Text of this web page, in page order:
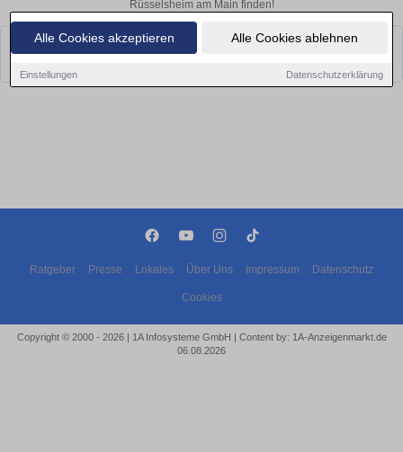
Alle Cookies akzeptieren Alle Cookies ablehnen
Einstellungen Datenschutzerklärung
Rüsselsheim am Main finden!
Leider konnten wir derzeit keine passenden Objekte finden. Schauen Sie
Ratgeber Presse Lokales Über Uns Impressum Datenschutz
Cookies
Copyright © 2000 - 2026 | 1A Infosysteme GmbH | Content by: 1A-Anzeigenmarkt.de
06.08.2026